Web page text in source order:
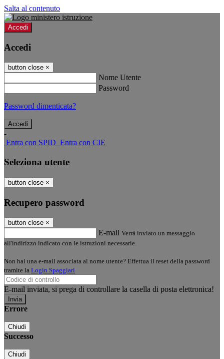
Salta al contenuto
Accedi
Accedi
button close ×
Nome Utente
Password
Password dimenticata?
-
Entra con SPID Entra con CIE
Seleziona utente
button close ×
Recupero password
button close ×
E-mail Verrà inviato un messaggio
all'indirizzo indicato con le istruzioni necessarie.
Non hai una e-mail associata al nome utente? Effettua il reset della password
tramite la Login Spaggiari
E-mail inviata, si prega di controllare la casella di posta elettronica!
Errore
Chiudi
Successo
Chiudi